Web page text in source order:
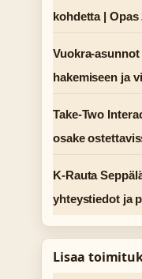
kohdetta | Opas
Vuokra-
hakemiseen ja
Take-Two
osake
K-Rauta
yhteystiedot ja
Lisaa